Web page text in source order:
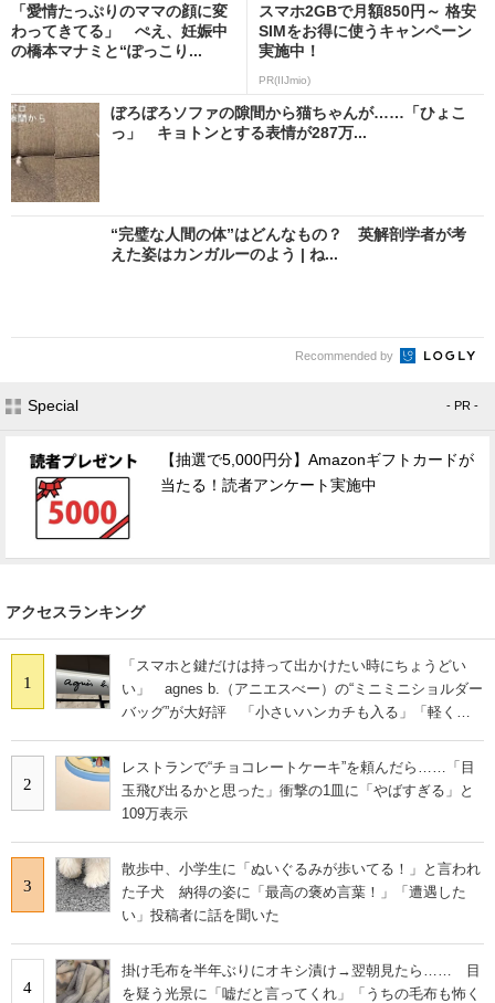
「愛情たっぷりのママの顔に変
わってきてる」 ぺえ、妊娠中
の橋本マナミと“ぽっこり...
スマホ2GBで月額850円～ 格安
SIMをお得に使うキャンペーン
実施中！
PR(IIJmio)
ぼろぼろソファの隙間から猫ちゃんが……「ひょこ
っ」 キョトンとする表情が287万...
“完璧な人間の体”はどんなもの？ 英解剖学者が考
えた姿はカンガルーのよう | ね...
Recommended by
Special - PR -
【抽選で5,000円分】Amazonギフトカードが
当たる！読者アンケート実施中
アクセスランキング
1
「スマホと鍵だけは持って出かけたい時にちょうどい
い」 agnes b.（アニエスべー）の“ミニミニショルダー
バッグ”が大好評 「小さいハンカチも入る」「軽くて
2
レストランで“チョコレートケーキ”を頼んだら……「目
玉飛び出るかと思った」衝撃の1皿に「やばすぎる」と
109万表示
3
散歩中、小学生に「ぬいぐるみが歩いてる！」と言われ
た子犬 納得の姿に「最高の褒め言葉！」「遭遇した
い」投稿者に話を聞いた
4
掛け毛布を半年ぶりにオキシ漬け→翌朝見たら…… 目
を疑う光景に「嘘だと言ってくれ」「うちの毛布も怖く